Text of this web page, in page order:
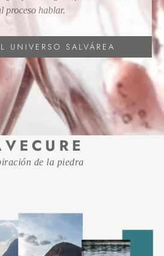
proceso hablar.
UNIVERSO SALVÁREA
E C U R E
de la piedra